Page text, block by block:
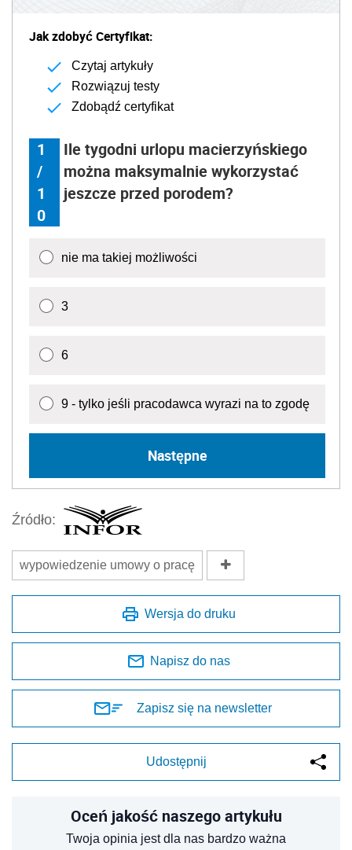
Jak zdobyć Certyfikat:
Czytaj artykuły
Rozwiązuj testy
Zdobądź certyfikat
1
/
1
0
Ile tygodni urlopu macierzyńskiego
można maksymalnie wykorzystać
jeszcze przed porodem?
nie ma takiej możliwości
3
6
9 - tylko jeśli pracodawca wyrazi na to zgodę
Następne
Źródło:
wypowiedzenie umowy o pracę
Wersja do druku
Napisz do nas
Zapisz się na newsletter
Udostępnij
Oceń jakość naszego artykułu
Twoja opinia jest dla nas bardzo ważna